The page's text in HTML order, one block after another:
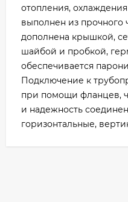
отопления,
выполнен из прочного
дополнена крышкой,
шайбой и пробкой,
обеспечивается
Подключение к
при помощи фланцев,
и надежность
горизонтальные,